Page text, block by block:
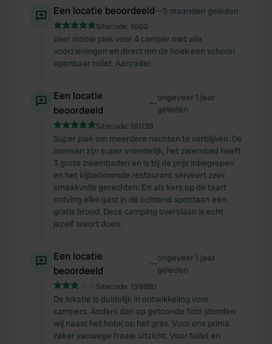
We also share information about your use of our site with
our social media, advertising and analytics partners who
may combine it with other information that you’ve
provided to them or that they’ve collected from your use
of their services.
Een locatie beoordeeld—5 maanden geleden
Sitecode: 1660
zeer mooie plek voor 4 camper met alle
voorzieningen en direct om de hoek een schoon
openbaar toilet. Aanrader.
Een locatie
beoordeeld
—ongeveer 1 jaar
geleden
Sitecode: 161129
Super plek om meerdere nachten te verblijven. De
mensen zijn super vriendelijk, het zwembad heeft
3 grote zwembaden en is bij de prijs inbegrepen
en het bijbehorende restaurant serveert zeer
smaakvolle gerechten. En als kers op de taart
ontving elke gast in de ochtend spontaan een
gratis brood. Deze camping overslaan is echt
jezelf tekort doen.
Een locatie
beoordeeld
—ongeveer 1 jaar
geleden
Sitecode: 159880
De lokatie is duidelijk in ontwikkeling voor
campers. Anders dan op getoonde foto stonden
wij naast het hotel op het gras. Voor ons prima
zeker vanwege fraaie uitzicht. Voor toilet en